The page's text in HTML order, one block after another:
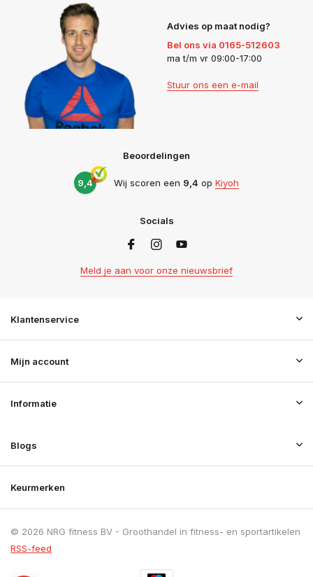
Advies op maat nodig?
Bel ons via 0165-512603
ma t/m vr 09:00-17:00
Stuur ons een e-mail
Beoordelingen
9,4 Wij scoren een 9,4 op Kiyoh
Socials
Meld je aan voor onze nieuwsbrief
Klantenservice
Mijn account
Informatie
Blogs
Keurmerken
© 2026 NRG fitness BV - Groothandel in fitness- en sportartikelen
RSS-feed